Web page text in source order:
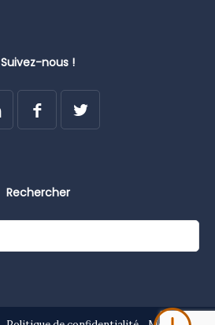
Suivez-nous !
Rechercher